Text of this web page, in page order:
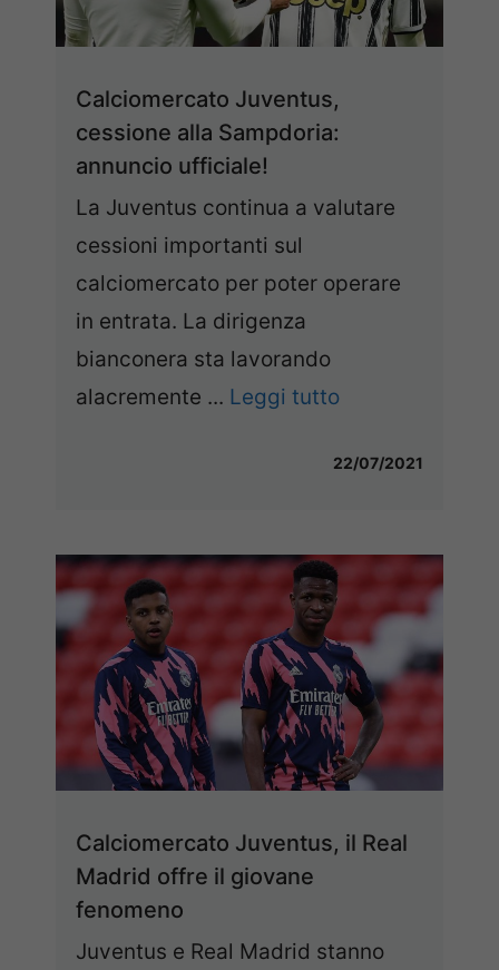
Calciomercato Juventus,
cessione alla Sampdoria:
annuncio ufficiale!
La Juventus continua a valutare
cessioni importanti sul
calciomercato per poter operare
in entrata. La dirigenza
bianconera sta lavorando
alacremente ... Leggi tutto
22/07/2021
Calciomercato Juventus, il Real
Madrid offre il giovane
fenomeno
Juventus e Real Madrid stanno